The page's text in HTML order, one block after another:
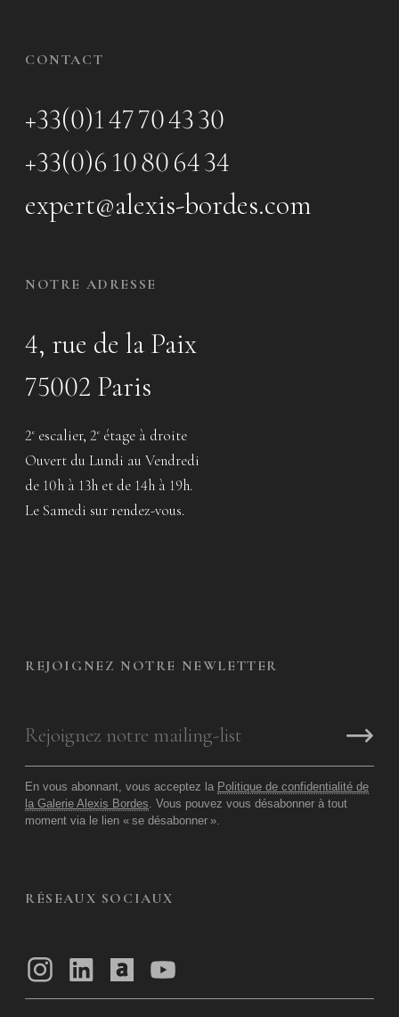
CONTACT
+33(0)1 47 70 43 30
+33(0)6 10 80 64 34
expert@alexis-bordes.com
NOTRE ADRESSE
4, rue de la Paix
75002 Paris
2e escalier, 2e étage à droite
Ouvert du Lundi au Vendredi
de 10h à 13h et de 14h à 19h.
Le Samedi sur rendez-vous.
REJOIGNEZ NOTRE NEWLETTER
En vous abonnant, vous acceptez la Politique de confidentialité de
la Galerie Alexis Bordes. Vous pouvez vous désabonner à tout
moment via le lien « se désabonner ».
RÉSEAUX SOCIAUX